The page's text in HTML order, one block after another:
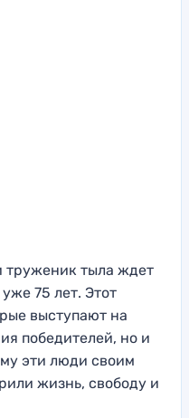
тыла ждет
75 лет. Этот
выступают на
победителей, но и
эти люди своим
жизнь, свободу и